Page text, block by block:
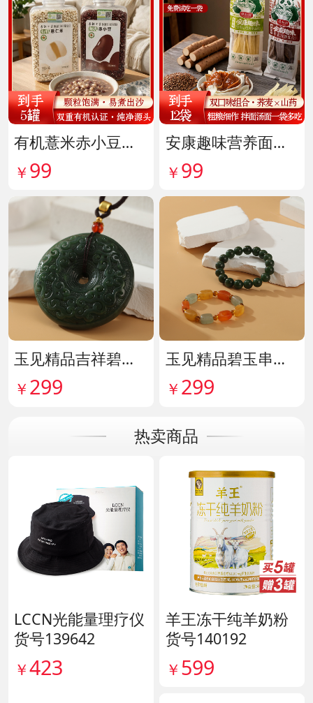
有机薏米赤小豆爆杀组 货号142099
￥ 99
安康趣味营养面皮超值组 货号142087
￥ 99
玉见精品吉祥碧玉吊牌 货号142114
￥ 299
玉见精品碧玉串珠手串 货号142115
￥ 299
热卖商品
LCCN光能量理疗仪
货号139642
￥423
羊王冻干纯羊奶粉
货号140192
￥ 599